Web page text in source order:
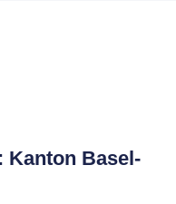
Kanton Basel-